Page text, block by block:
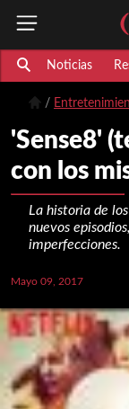
Noticias
'Sense8'
con los
La historia de
nuevos
imperfecciones.
Mayo 09, 2017